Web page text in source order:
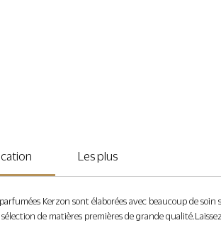
Les plus
Kerzon sont élaborées avec beaucoup de
de matières premières de grande qualité.